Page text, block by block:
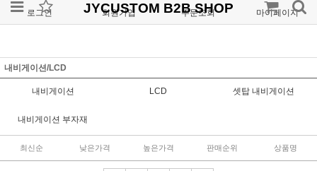
로그인 회원가입 주문조회 마이페이지
JYCUSTOM B2B SHOP
내비게이션/LCD
내비게이션 LCD 셋탑 내비게이션
내비게이션 부자재
최신순 낮은가격 높은가격 판매순위 상품명